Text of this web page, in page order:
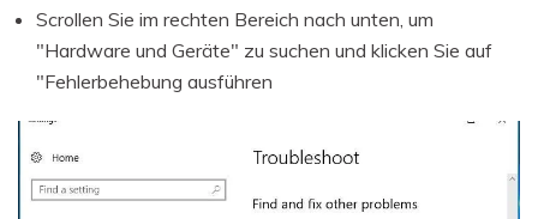
Scrollen Sie im rechten Bereich nach unten, um
"Hardware und Geräte" zu suchen und klicken Sie auf
"Fehlerbehebung ausführen